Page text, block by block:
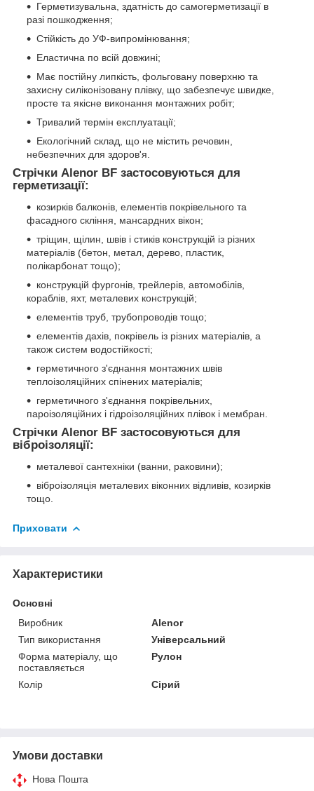
Герметизувальна, здатність до самогерметизації в
разі пошкодження;
Стійкість до УФ-випромінювання;
Еластична по всій довжині;
Має постійну липкість, фольговану поверхню та
захисну силіконізовану плівку, що забезпечує швидке,
просте та якісне виконання монтажних робіт;
Тривалий термін експлуатації;
Екологічний склад, що не містить речовин,
небезпечних для здоров'я.
Стрічки Alenor BF застосовуються для
герметизації:
козирків балконів, елементів покрівельного та
фасадного скління, мансардних вікон;
тріщин, щілин, швів і стиків конструкцій із різних
матеріалів (бетон, метал, дерево, пластик,
полікарбонат тощо);
конструкцій фургонів, трейлерів, автомобілів,
кораблів, яхт, металевих конструкцій;
елементів труб, трубопроводів тощо;
елементів дахів, покрівель із різних матеріалів, а
також систем водостійкості;
герметичного з'єднання монтажних швів
теплоізоляційних спінених матеріалів;
герметичного з'єднання покрівельних,
пароізоляційних і гідроізоляційних плівок і мембран.
Стрічки Alenor BF застосовуються для
віброізоляції:
металевої сантехніки (ванни, раковини);
віброізоляція металевих віконних відливів, козирків
тощо.
Приховати
Характеристики
Основні
Виробник
Alenor
Тип використання
Універсальний
Форма матеріалу, що
поставляється
Рулон
Колір Сірий
Умови доставки
Нова Пошта